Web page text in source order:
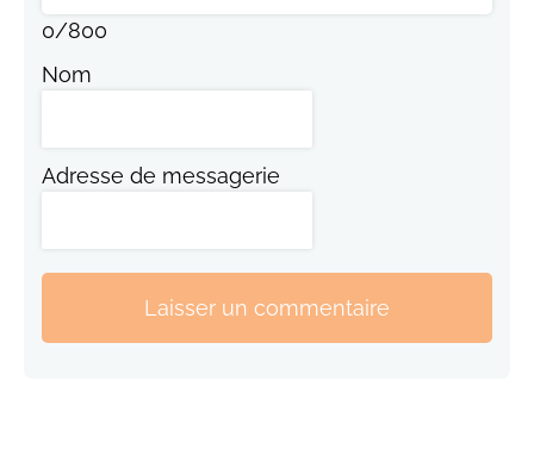
0/800
Nom
Adresse de messagerie
Laisser un commentaire